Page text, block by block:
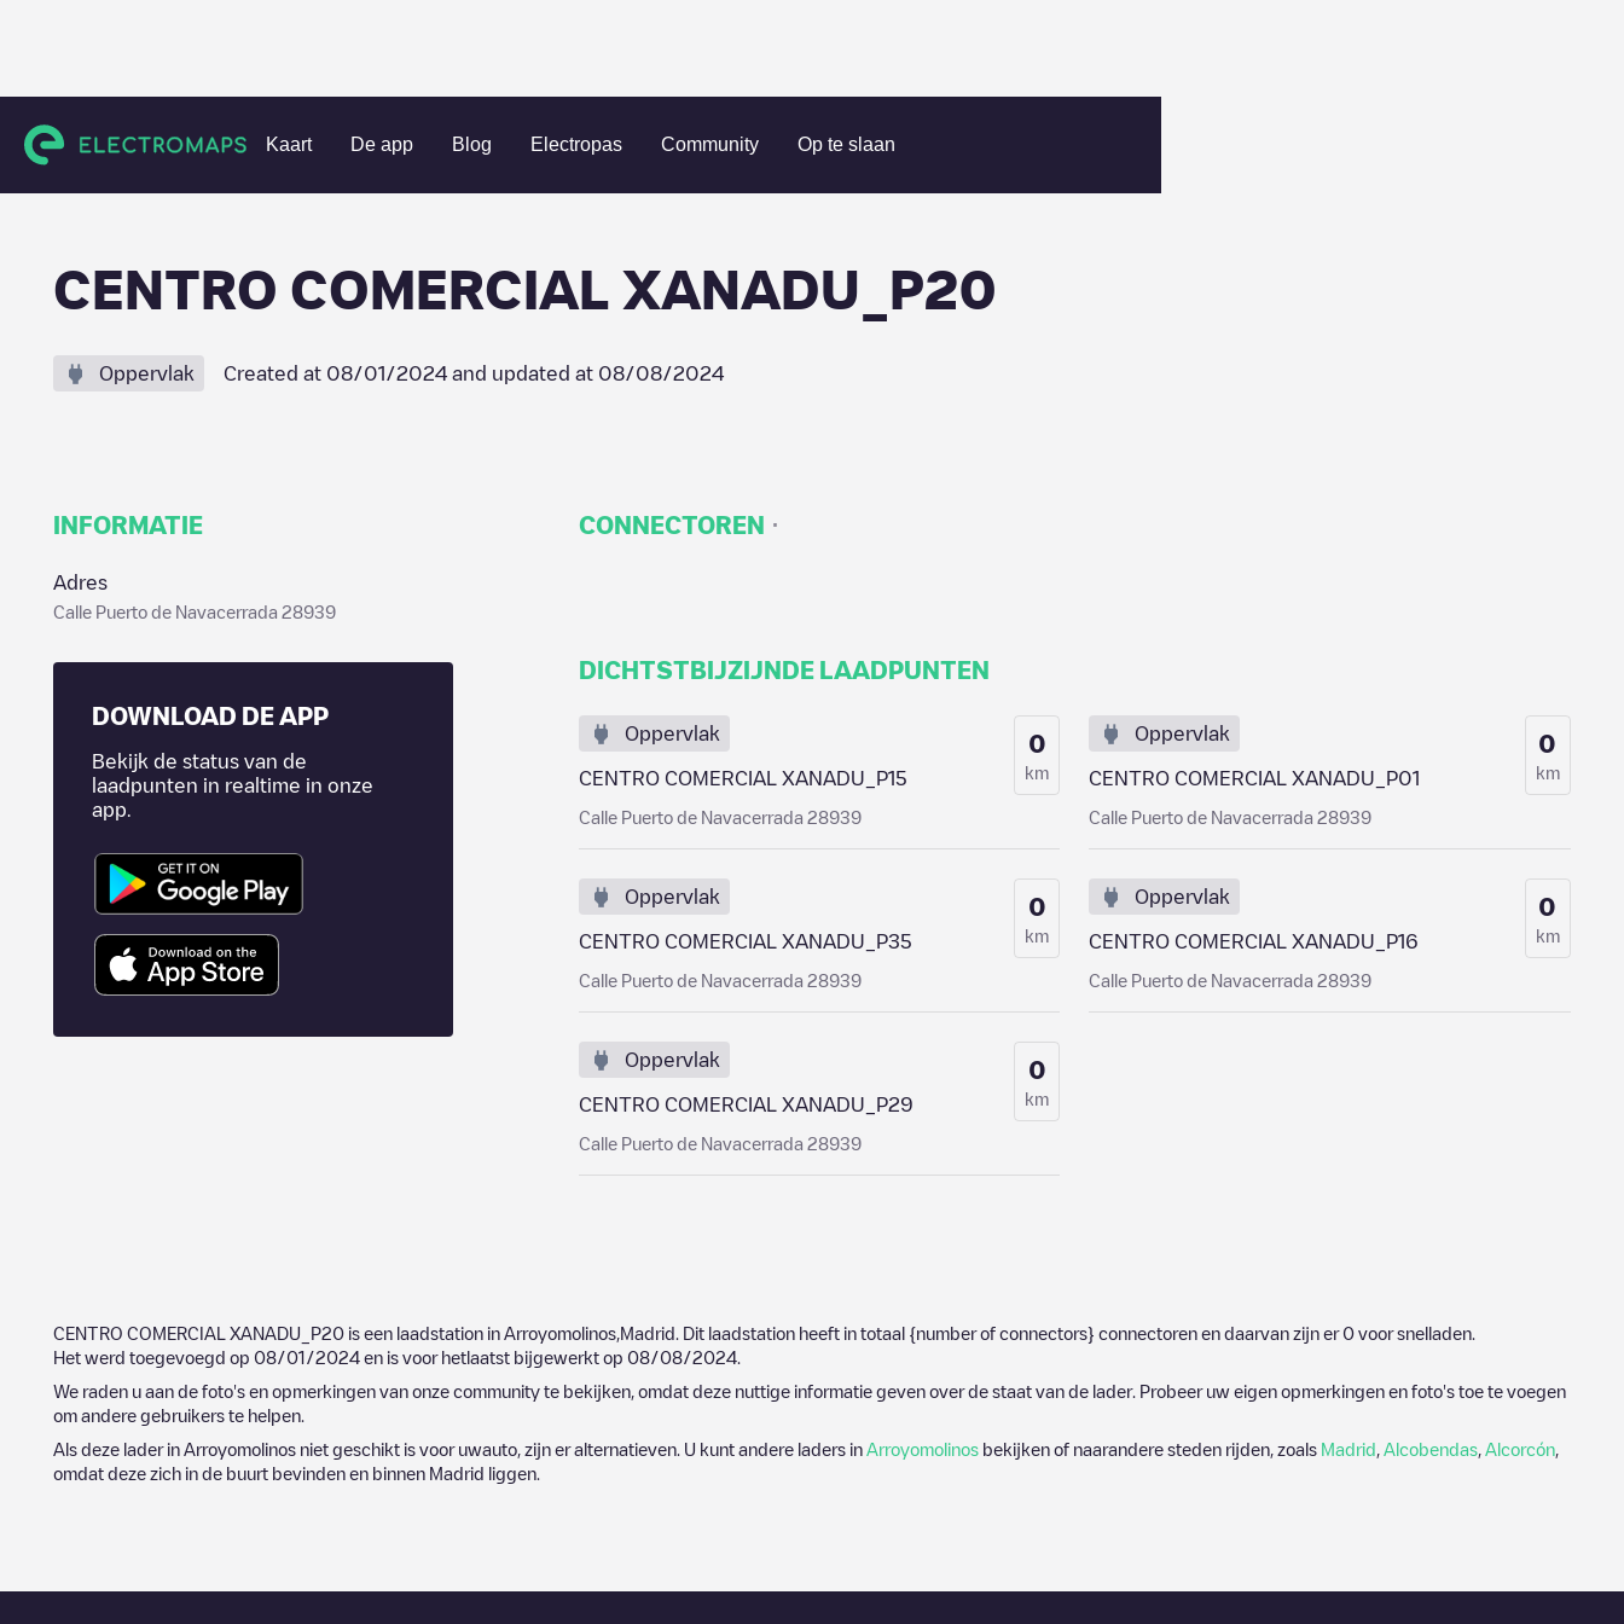
Kaart De app Blog Electropas Community Op te slaan
Charging stations Spanje Madrid Arroyomolinos CENTRO COMERCIAL XANADU_P20
CENTRO COMERCIAL XANADU_P20
Oppervlak Created at 08/01/2024 and updated at 08/08/2024
INFORMATIE
Adres
Calle Puerto de Navacerrada 28939
DOWNLOAD DE APP
Bekijk de status van de
laadpunten in realtime in onze
app.
CONNECTOREN ·
DICHTSTBIJZIJNDE LAADPUNTEN
Oppervlak
CENTRO COMERCIAL XANADU_P15
Calle Puerto de Navacerrada 28939
0
km
Oppervlak
CENTRO COMERCIAL XANADU_P01
Calle Puerto de Navacerrada 28939
0
km
Oppervlak
CENTRO COMERCIAL XANADU_P35
Calle Puerto de Navacerrada 28939
0
km
Oppervlak
CENTRO COMERCIAL XANADU_P16
Calle Puerto de Navacerrada 28939
0
km
Oppervlak
CENTRO COMERCIAL XANADU_P29
Calle Puerto de Navacerrada 28939
0
km
CENTRO COMERCIAL XANADU_P20 is een laadstation in Arroyomolinos Madrid . Dit laadstation heeft in totaal {number of connectors} connectoren en daarvan zijn er 0 voor snelladen.
Het werd toegevoegd op 08/01/2024 en is voor hetlaatst bijgewerkt op 08/08/2024
We raden u aan de foto's en opmerkingen van onze community te bekijken, omdat deze nuttige informatie geven over de staat van de lader. Probeer uw eigen opmerkingen en foto's toe te voegen
om andere gebruikers te helpen.
Als deze lader in Arroyomolinos niet geschikt is voor uwauto, zijn er alternatieven. U kunt andere laders in Arroyomolinos bekijken of naarandere steden rijden, zoals Madrid Alcobendas Alcorcón
omdat deze zich in de buurt bevinden en binnen Madrid liggen.